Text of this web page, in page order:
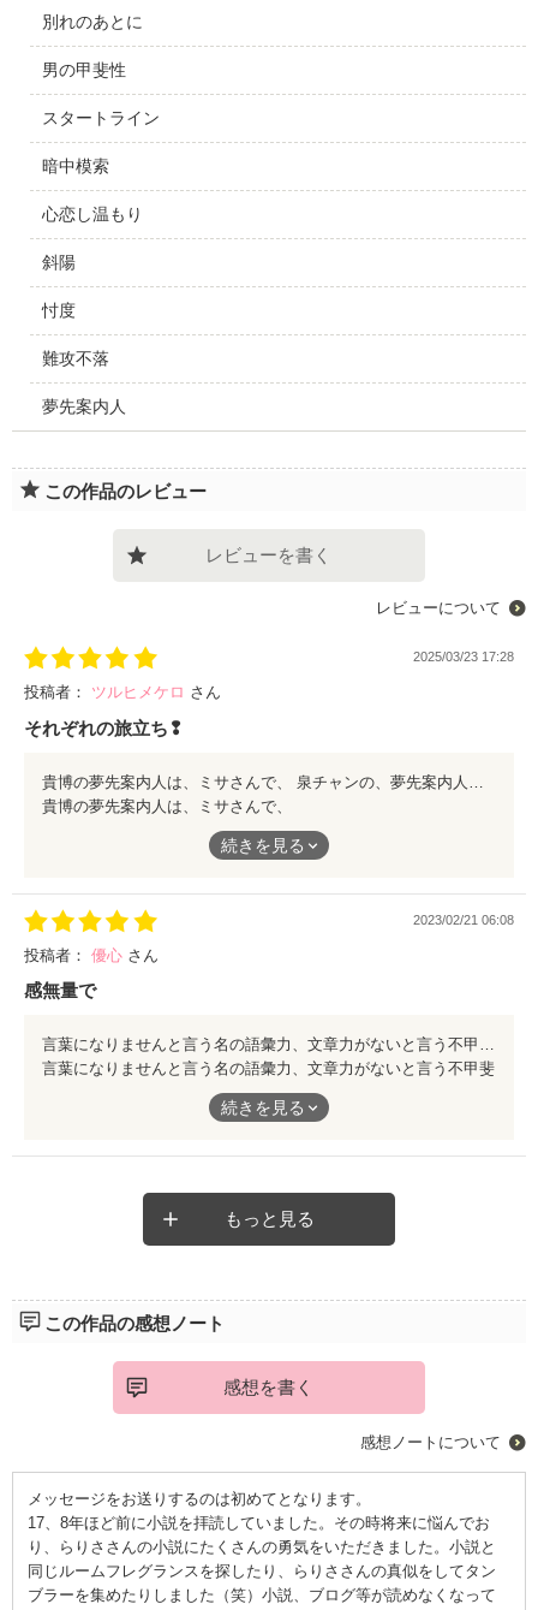
別れのあとに
男の甲斐性
スタートライン
暗中模索
心恋し温もり
斜陽
忖度
難攻不落
夢先案内人
この作品のレビュー
レビューを書く
レビューについて
2025/03/23 17:28
投稿者： ツルヒメケロ さん
それぞれの旅立ち❢
貴博の夢先案内人は、ミサさんで、
泉チャンの、夢先案内人で、
ミサさんの、姉御肌ぷりも素敵です!
潔さに、脱帽デス。
続きを見る
2023/02/21 06:08
投稿者： 優心 さん
感無量で
言葉になりませんと言う名の語彙力、文章力がないと言う不甲斐なさ！ 夢先案内人は最初には無かった章ですが、途中からこの章が出てきて、読んでみてほほぉ！こんな事があったのねと思ったのはもう何年前でしょう？ あの当時の捉え方はああだったなぁと、再連載が始まりこの章をもう何回読んだ事か‼️ 16年経っても思う事はただ一つ、高橋貴博は本当にいい男😍
言葉になりませんと言う名の語彙力、文章力がないと言う不甲斐
夢先案内人は最初には無かった章ですが、途中からこの章が出て
あの当時の捉え方はああだったなぁと、再連載が始まりこの章を
もう何回読んだ事か‼️
16年経っても思う事はただ一つ、高橋貴博は本当にいい男😍
続きを見る
もっと見る
この作品の感想ノート
感想を書く
感想ノートについて
メッセージをお送りするのは初めてとなります。
17、8年ほど前に小説を拝読していました。その時将来に悩んでお
り、らりささんの小説にたくさんの勇気をいただきました。小説と
同じルームフレグランスを探したり、らりささんの真似をしてタン
ブラーを集めたりしました（笑）小説、ブログ等が読めなくなって